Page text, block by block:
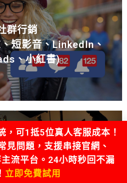
群行銷
短影音、LinkedIn、
、小紅書)
音行銷
，可1抵5位真人客服成本！
見問題，支援串接官網、
流平台。24小時秒回不漏
立即免費試用